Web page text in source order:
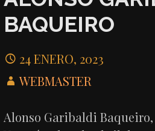
BAQUEIRO
24 ENERO, 2023
WEBMASTER
Alonso Garibaldi